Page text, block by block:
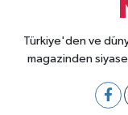
Türkiye'den ve
magazinden